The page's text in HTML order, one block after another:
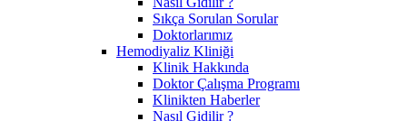
Sıkça Sorulan Sorular
Doktorlarımız
Hemodiyaliz Kliniği
Klinik Hakkında
Doktor Çalışma Programı
Klinikten Haberler
Nasıl Gidilir ?